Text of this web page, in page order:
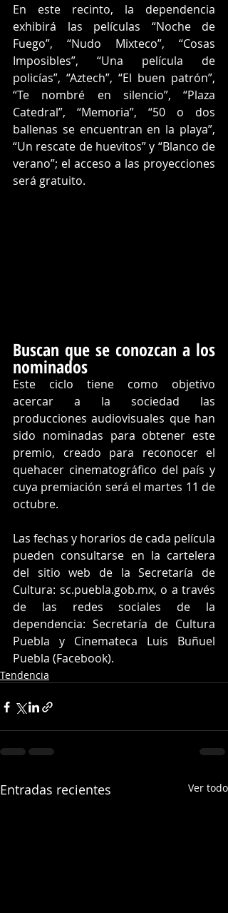
En este recinto, la dependencia
exhibirá las películas “Noche de
Fuego”, “Nudo Mixteco”, “Cosas
Imposibles”, “Una película de
policías”, “Aztech”, “El buen patrón”,
“Te nombré en silencio”, “Plaza
Catedral”, “Memoria”, “50 o dos
ballenas se encuentran en la playa”,
“Un rescate de huevitos” y “Blanco de
verano”; el acceso a las proyecciones
será gratuito.
Buscan que se conozcan a los
nominados
Este ciclo tiene como objetivo
acercar a la sociedad las
producciones audiovisuales que han
sido nominadas para obtener este
premio, creado para reconocer el
quehacer cinematográfico del país y
cuya premiación será el martes 11 de
octubre.
Las fechas y horarios de cada película
pueden consultarse en la cartelera
del sitio web de la Secretaría de
Cultura: sc.puebla.gob.mx, o a través
de las redes sociales de la
dependencia: Secretaría de Cultura
Puebla y Cinemateca Luis Buñuel
Puebla (Facebook).
Tendencia
Entradas recientes Ver todo